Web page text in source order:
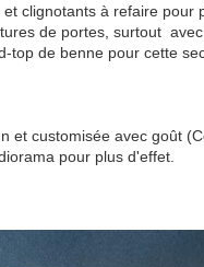
clignotants à refaire pour
de portes, surtout avec
top de benne pour cette
et customisée avec goût
pour plus d'effet.